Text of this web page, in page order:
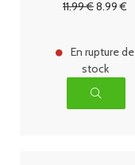
Grasses
11.99€8.99 €
En rupture de
stock